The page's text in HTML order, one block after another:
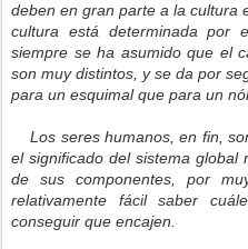
deben en gran parte a la cultura
cultura está determinada
siempre se ha asumido que el
son muy distintos, y se da por
para un esquimal que para un
Los seres humanos, en fin,
el significado del sistema
de sus componentes, por
relativamente fácil saber
conseguir que encajen.